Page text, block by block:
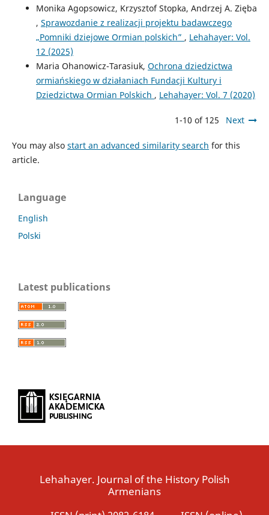
Monika Agopsowicz, Krzysztof Stopka, Andrzej A. Zięba
, Sprawozdanie z realizacji projektu badawczego
„Pomniki dziejowe Ormian polskich” , Lehahayer: Vol.
12 (2025)
Maria Ohanowicz-Tarasiuk, Ochrona dziedzictwa
ormiańskiego w działaniach Fundacji Kultury i
Dziedzictwa Ormian Polskich , Lehahayer: Vol. 7 (2020)
1-10 of 125 Next
You may also start an advanced similarity search for this
article.
Language
English
Polski
Latest publications
Lehahayer. Journal of the History Polish
Armenians